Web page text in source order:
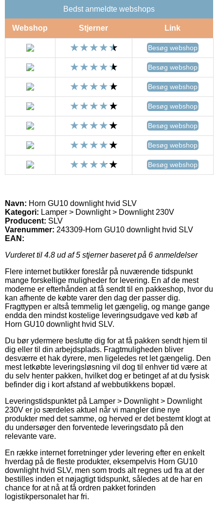
Bedst anmeldte webshops
Webshop Stjerner Link
Besøg webshop
Besøg webshop
Besøg webshop
Besøg webshop
Besøg webshop
Besøg webshop
Besøg webshop
Navn: Horn GU10 downlight hvid SLV
Kategori: Lamper > Downlight > Downlight 230V
Producent: SLV
Varenummer: 243309-Horn GU10 downlight hvid SLV
EAN:
Vurderet til 4.8 ud af 5 stjerner baseret på 6 anmeldelser
Flere internet butikker foreslår på nuværende tidspunkt
mange forskellige muligheder for levering. En af de mest
moderne er efterhånden at få sendt til en pakkeshop, hvor du
kan afhente de købte varer den dag der passer dig.
Fragttypen er altså temmelig let gængelig, og mange gange
endda den mindst kostelige leveringsudgave ved køb af
Horn GU10 downlight hvid SLV.
Du bør ydermere beslutte dig for at få pakken sendt hjem til
dig eller til din arbejdsplads. Fragtmuligheden bliver
desværre et hak dyrere, men ligeledes ret let gængelig. Den
mest letkøbte leveringsløsning vil dog til enhver tid være at
du selv henter pakken, hvilket dog er betinget af at du fysisk
befinder dig i kort afstand af webbutikkens bopæl.
Leveringstidspunktet på Lamper > Downlight > Downlight
230V er jo særdeles aktuel når vi mangler dine nye
produkter med det samme, og herved er det bestemt klogt at
du undersøger den forventede leveringsdato på den
relevante vare.
En række internet forretninger yder levering efter en enkelt
hverdag på de fleste produkter, eksempelvis Horn GU10
downlight hvid SLV, men som trods alt regnes ud fra at der
bestilles inden et nøjagtigt tidspunkt, således at de har en
chance for at nå at få ordren pakket forinden
logistikpersonalet har fri.